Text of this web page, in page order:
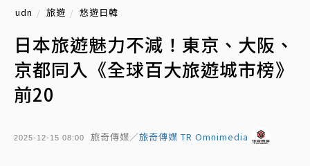
udn 旅遊 悠遊日韓
日本旅遊魅力不減！東京、大阪、
京都同入《全球百大旅遊城市榜》
前20
2025-12-15 08:00 旅奇傳媒／旅奇傳媒 TR Omnimedia